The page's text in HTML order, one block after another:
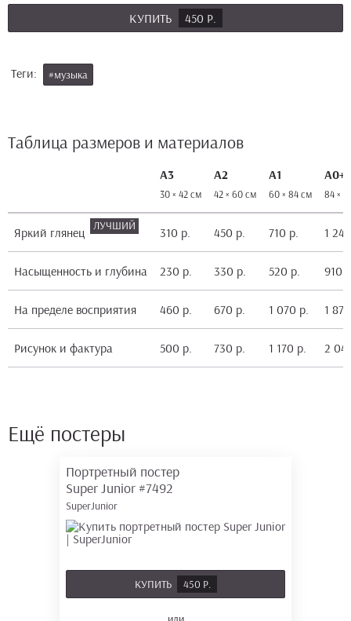
КУПИТЬ 450 Р.
Теги: #музыка
Таблица размеров и материалов
А3
30 × 42 см
А2
42 × 60 см
А1
60 × 84 см
А0+
84 ×
Яркий глянец 310 р. 450 р. 710 р. 1
Насыщенность и глубина 230 р. 330 р. 520 р. 910
На пределе восприятия 460 р. 670 р. 1 070 р. 1
Рисунок и фактура 500 р. 730 р. 1 170 р. 2
Ещё постеры
Портретный постер
Super Junior #7492
SuperJunior
КУПИТЬ 450 Р.